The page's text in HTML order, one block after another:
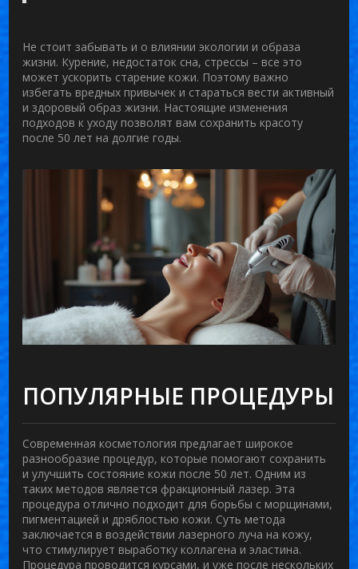
Не стоит забывать и о влиянии экологии и образа
жизни. Курение, недостаток сна, стрессы – все это
может ускорить старение кожи. Поэтому важно
избегать вредных привычек и стараться вести активный
и здоровый образ жизни. Настоящие изменения
подходов к уходу позволят вам сохранить красоту
после 50 лет на долгие годы.
ПОПУЛЯРНЫЕ ПРОЦЕДУРЫ
Современная косметология предлагает широкое
разнообразие процедур, которые помогают сохранить
и улучшить состояние кожи после 50 лет. Одним из
таких методов является фракционный лазер. Эта
процедура отлично подходит для борьбы с морщинами,
пигментацией и дряблостью кожи. Суть метода
заключается в воздействии лазерного луча на кожу,
что стимулирует выработку коллагена и эластина.
Процедура проводится курсами, и уже после нескольких